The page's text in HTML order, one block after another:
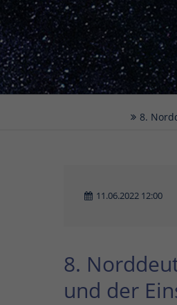
8.
11.06.2022 12:00
8.
und der